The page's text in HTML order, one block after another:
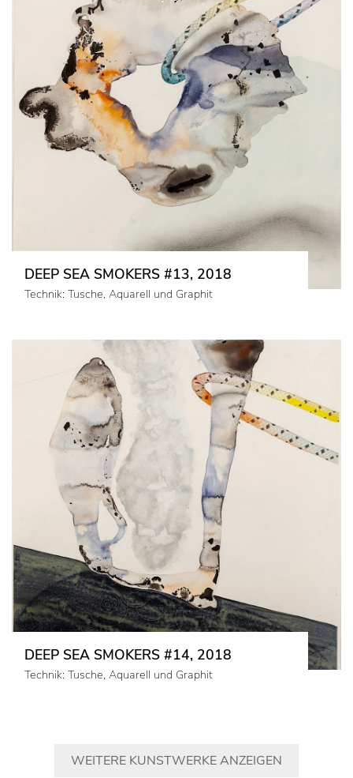
DEEP SEA SMOKERS #13, 2018
Technik: Tusche, Aquarell und Graphit
DEEP SEA SMOKERS #14, 2018
Technik: Tusche, Aquarell und Graphit
WEITERE KUNSTWERKE ANZEIGEN